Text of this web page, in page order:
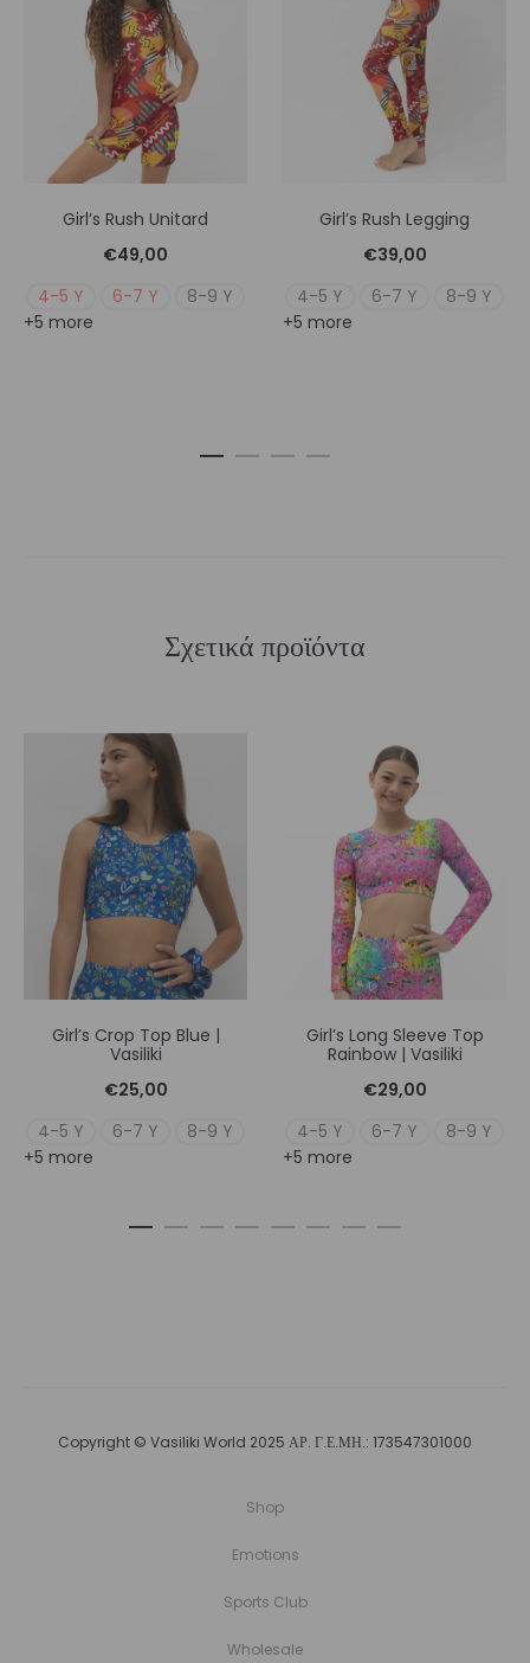
Girl’s Rush Unitard
€49,00
4-5 Y
6-7 Y
8-9 Y
+5 more
Girl’s Rush Legging
€39,00
4-5 Y
6-7 Y
8-9 Y
+5 more
Σχετικά προϊόντα
Girl’s Crop Top Blue |
Vasiliki
€25,00
4-5 Y
6-7 Y
8-9 Y
+5 more
Girl’s Long Sleeve Top
Rainbow | Vasiliki
€29,00
4-5 Y
6-7 Y
8-9 Y
+5 more
Copyright © Vasiliki World 2025 ΑΡ. Γ.Ε.ΜΗ.: 173547301000
Shop
Emotions
Sports Club
Wholesale